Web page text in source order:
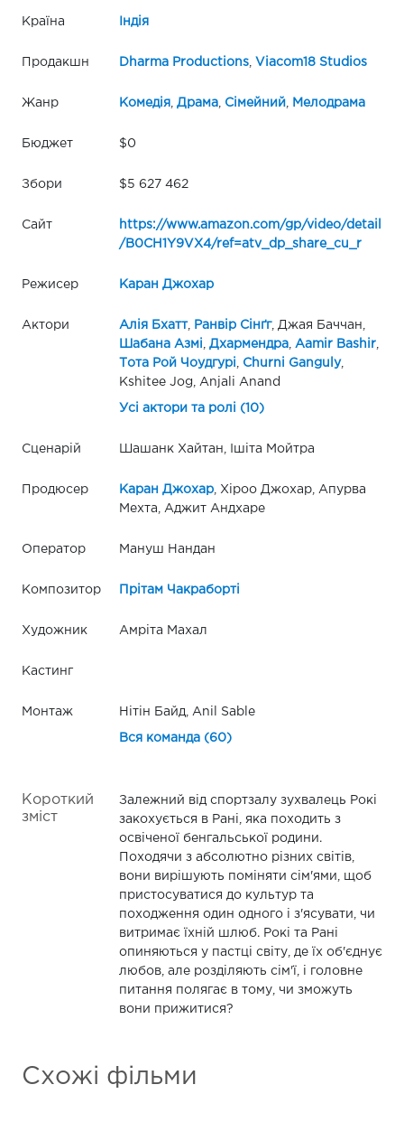
Країна Індія
Продакшн Dharma Productions, Viacom18 Studios
Жанр Комедія , Драма, Сімейний , Мелодрама
Бюджет $0
Збори $5 627 462
Сайт
https://www.amazon.com/gp/video/detail
/B0CH1Y9VX4/ref=atv_dp_share_cu_r
Режисер Каран Джохар
Актори Алія Бхатт, Ранвір Сінґг, Джая Баччан,
Шабана Азмі , Дхармендра, Aamir Bashir,
Тота Рой Чоудгурі , Churni Ganguly,
Kshitee Jog, Anjali Anand
Усі актори та ролі (10)
Сценарій Шашанк Хайтан, Ішіта Мойтра
Продюсер Каран Джохар, Хіроо Джохар, Апурва
Мехта, Аджит Андхаре
Оператор Мануш Нандан
Композитор Прітам Чакраборті
Художник Амріта Махал
Кастинг
Монтаж Нітін Байд, Anil Sable
Вся команда (60)
Короткий
зміст
Залежний від спортзалу зухвалець Рокі
закохується в Рані, яка походить з
освіченої бенгальської родини.
Походячи з абсолютно різних світів,
вони вирішують поміняти сім'ями, щоб
пристосуватися до культур та
походження один одного і з'ясувати, чи
витримає їхній шлюб. Рокі та Рані
опиняються у пастці світу, де їх об'єднує
любов, але розділяють сім'ї, і головне
питання полягає в тому, чи зможуть
вони прижитися?
Схожі фільми